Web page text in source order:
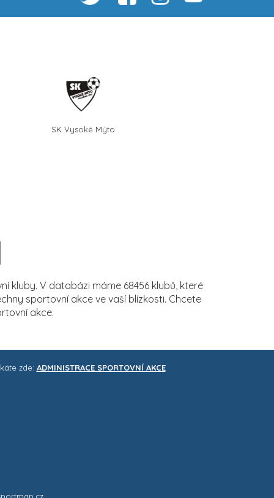
SK Vysoké Mýto
kluby. V databázi máme 68456 klubů, které
sportovní akce ve vaší blízkosti. Chcete
akce.
zde: ADMINISTRACE SPORTOVNÍ AKCE